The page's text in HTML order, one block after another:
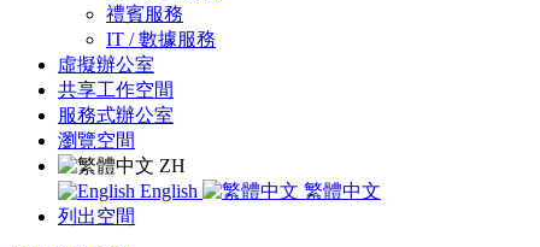
禮賓服務
IT / 數據服務
虛擬辦公室
共享工作空間
服務式辦公室
瀏覽空間
ZH
English
繁體中文
列出空間